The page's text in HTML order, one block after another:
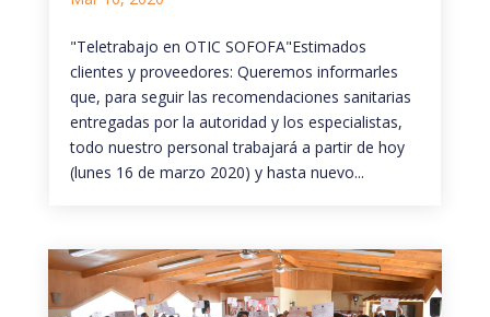
"Teletrabajo en OTIC SOFOFA"Estimados
clientes y proveedores: Queremos informarles
que, para seguir las recomendaciones sanitarias
entregadas por la autoridad y los especialistas,
todo nuestro personal trabajará a partir de hoy
(lunes 16 de marzo 2020) y hasta nuevo...